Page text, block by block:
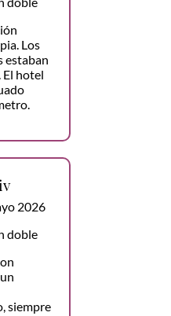
Los
estaban
El hotel
2026
doble
siempre